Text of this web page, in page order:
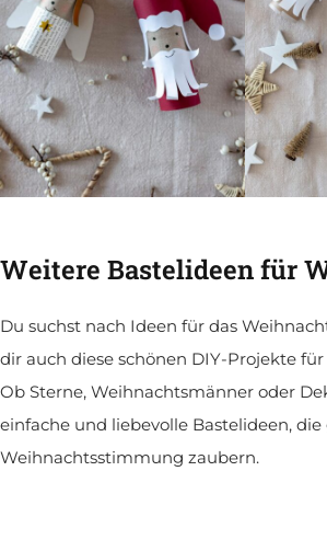
Weitere Bastelideen für
Du suchst nach Ideen für das
dir auch diese schönen DIY-Projekte
Ob Sterne, Weihnachtsmänner oder
einfache und liebevolle Bastelideen,
Weihnachtsstimmung zaubern.